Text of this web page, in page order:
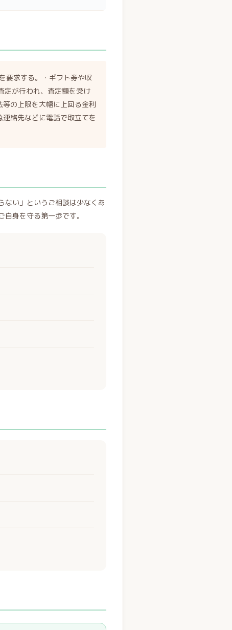
要求する。・ギフト券や収
定が行われ、査定額を受け
の上限を大幅に上回る金利
絡先などに電話で取立てを
ない」というご相談は少なくあ
身を守る第一歩です。